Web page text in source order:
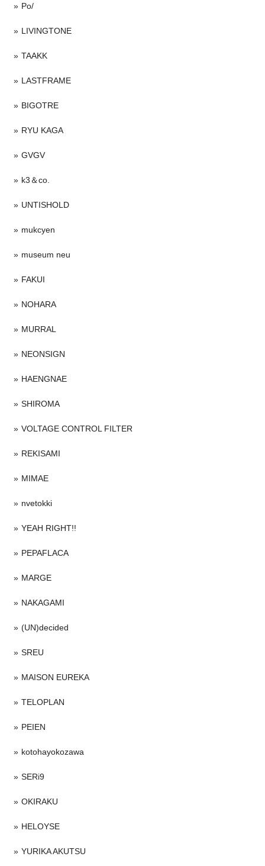
Po/
LIVINGTONE
TAAKK
LASTFRAME
BIGOTRE
RYU KAGA
GVGV
k3＆co.
UNTISHOLD
mukcyen
museum neu
FAKUI
NOHARA
MURRAL
NEONSIGN
HAENGNAE
SHIROMA
VOLTAGE CONTROL FILTER
REKISAMI
MIMAE
nvetokki
YEAH RIGHT!!
PEPAFLACA
MARGE
NAKAGAMI
(UN)decided
SREU
MAISON EUREKA
TELOPLAN
PEIEN
kotohayokozawa
SERi9
OKIRAKU
HELOYSE
YURIKA AKUTSU